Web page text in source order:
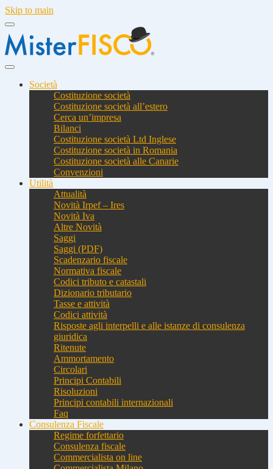
Skip to main
Società
Costituzione società
Costituzione società all’estero
Cerca un’impresa
Bilanci
Costituzione società Ltd Inglese
Costituzione società in Romania
Costituzione società alle Canarie
Convenzioni
Utilità
Attualità
Novità Irpef – Ires
Novità Iva
Altre Novità
Saggi
Saggi (PDF)
Scadenzario fiscale
Normativa fiscale
Codici tributo e catastali
Dizionario tributario
Tasse e attività
Codici attività
Risposte agli interpelli e alle istanze di consulenza
giuridica
Ritenute
Ammortamento
Circolari
Principi Contabili
Risoluzioni
Principi contabili internazionali
Faq
Consulenza Fiscale
Regime forfettario
Consulenza fiscale
Commercialista on line